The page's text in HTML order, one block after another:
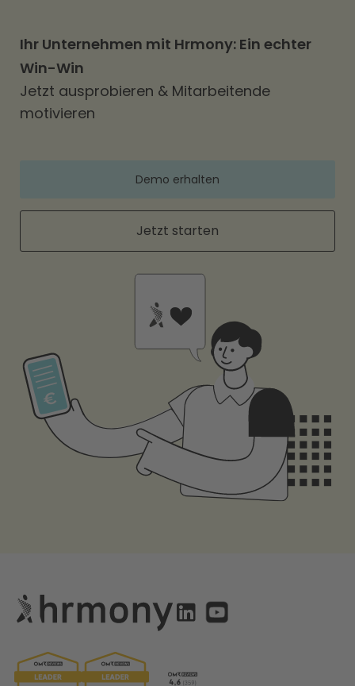
Ihr Unternehmen mit Hrmony: Ein echter
Win-Win
Jetzt ausprobieren & Mitarbeitende
motivieren
Demo erhalten
Jetzt starten